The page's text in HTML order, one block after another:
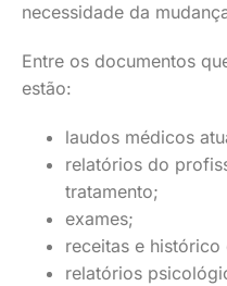
necessidade da
Entre os documentos
estão:
laudos médicos
relatórios do
tratamento;
exames;
receitas e
relatórios